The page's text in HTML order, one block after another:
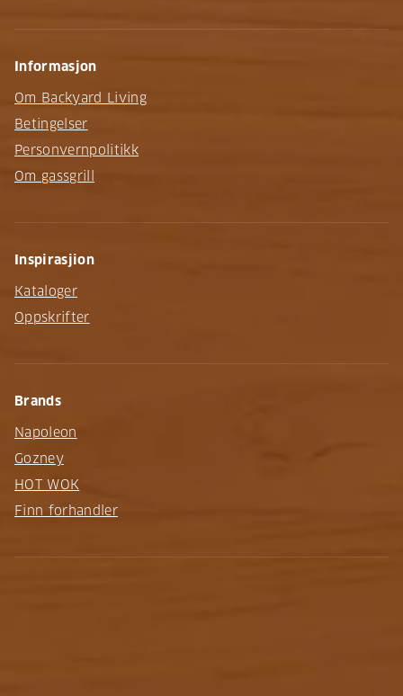
Informasjon
Om Backyard Living
Betingelser
Personvernpolitikk
Om gassgrill
Inspirasjion
Kataloger
Oppskrifter
Brands
Napoleon
Gozney
HOT WOK
Finn forhandler